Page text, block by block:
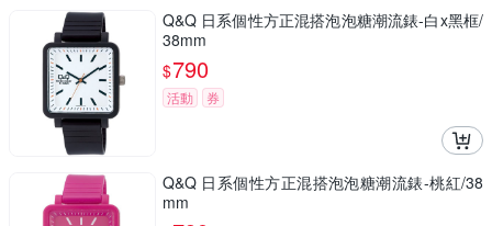
Q&Q 日系個性方正混搭泡泡糖潮流錶-白x黑框/
38mm
$790
活動 券
Q&Q 日系個性方正混搭泡泡糖潮流錶-桃紅/38
mm